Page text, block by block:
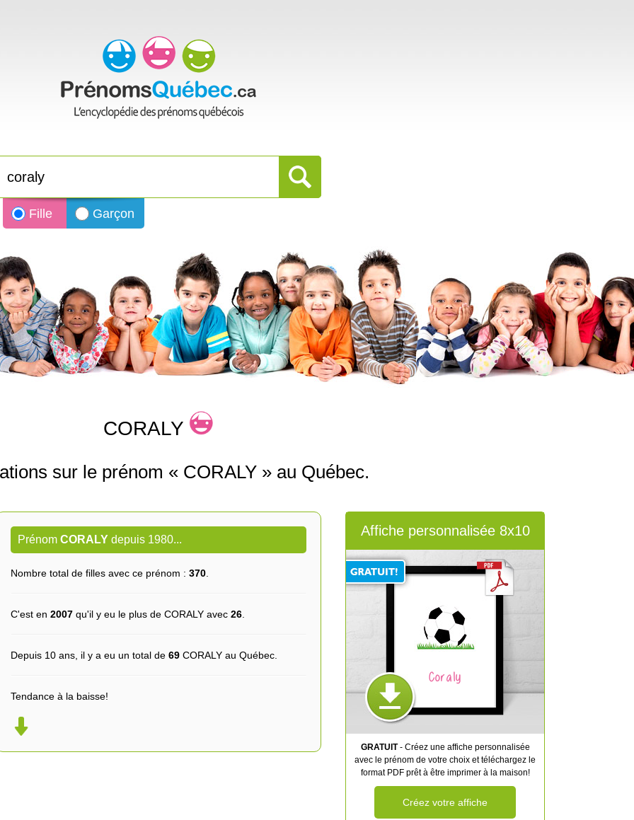
Fille Garçon
CORALY
sur le prénom « CORALY » au Québec.
Prénom CORALY depuis 1980...
Nombre total de filles avec ce prénom : 370
C'est en 2007 qu'il y eu le plus de CORALY avec 26
Depuis 10 ans, il y a eu un total de 69 CORALY au Québec.
Tendance à la baisse!
Affiche personnalisée 8x10
Coraly
GRATUIT- Créez une affiche personnalisée
avec le prénom de votre choix et téléchargez le
format PDF prêt à être imprimer à la maison!
Créez votre affiche